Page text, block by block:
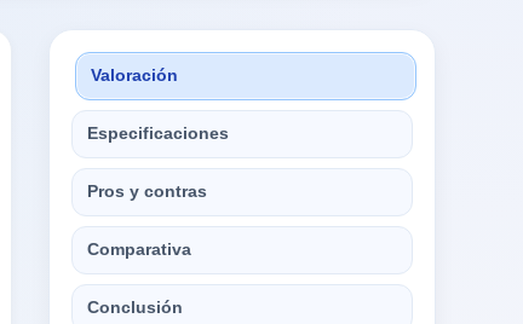
Valoración
Especificaciones
Pros y contras
Comparativa
Conclusión